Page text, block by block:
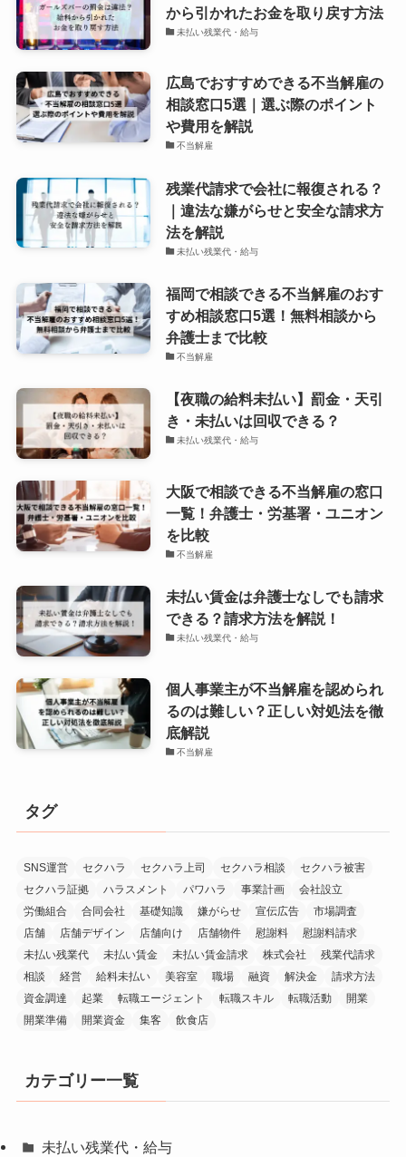
から引かれたお金を取り戻す方法
未払い残業代・給与
広島でおすすめできる不当解雇の
相談窓口5選｜選ぶ際のポイント
や費用を解説
不当解雇
残業代請求で会社に報復される？
｜違法な嫌がらせと安全な請求方
法を解説
未払い残業代・給与
福岡で相談できる不当解雇のおす
すめ相談窓口5選！無料相談から
弁護士まで比較
不当解雇
【夜職の給料未払い】罰金・天引
き・未払いは回収できる？
未払い残業代・給与
大阪で相談できる不当解雇の窓口
一覧！弁護士・労基署・ユニオン
を比較
不当解雇
未払い賃金は弁護士なしでも請求
できる？請求方法を解説！
未払い残業代・給与
個人事業主が不当解雇を認められ
るのは難しい？正しい対処法を徹
底解説
不当解雇
タグ
SNS運営 セクハラ セクハラ上司 セクハラ相談
セクハラ被害
セクハラ証拠
ハラスメント パワハラ 事業計画
会社設立
労働組合
合同会社 基礎知識 嫌がらせ 宣伝広告
市場調査
店舗
店舗デザイン 店舗向け 店舗物件 慰謝料
慰謝料請求
未払い残業代
未払い賃金 未払い賃金請求 株式会社
残業代請求
相談
経営 給料未払い 美容室 職場 融資 解決金
請求方法
資金調達
起業 転職エージェント 転職スキル 転職活動
開業
開業準備
開業資金 集客 飲食店
カテゴリー一覧
未払い残業代・給与